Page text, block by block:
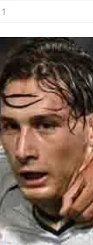
1